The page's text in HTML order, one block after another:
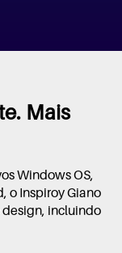
Mais
Windows OS,
o Inspiroy Giano
design, incluindo